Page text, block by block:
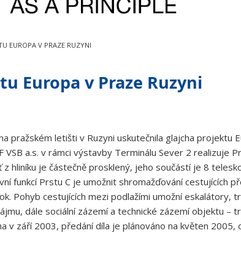
EUROPA V PRAZE RUZYNI
Europa v Praze Ruzyni
pražském letišti v Ruzyni uskutečnila glajcha projektu
a.s. v rámci výstavby Terminálu Sever 2 realizuje
hliníku je částečně prosklený, jeho součástí je 8
funkcí Prstu C je umožnit shromažďování cestujících
Pohyb cestujících mezi podlažími umožní eskalátory,
dále sociální zázemí a technické zázemí objektu –
září 2003, předání díla je plánováno na květen